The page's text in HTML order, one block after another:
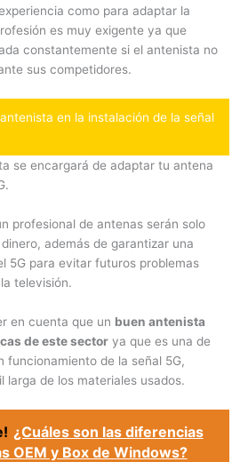
como para adaptar la
es muy exigente ya que
constantemente si el antenista no
sus competidores.
en la instalación de la señal
se encargará de adaptar tu antena
profesional de antenas serán solo
además de garantizar una
5G para evitar futuros problemas
televisión.
en cuenta que un buen antenista
de este sector ya que es una de
funcionamiento de la señal 5G,
larga de los materiales usados.
¿Cuáles son las diferencias
OEM y Box de Windows?